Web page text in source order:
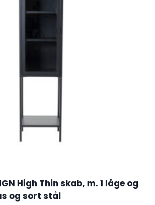
High Thin skab, m. 1 låge og
og sort stål